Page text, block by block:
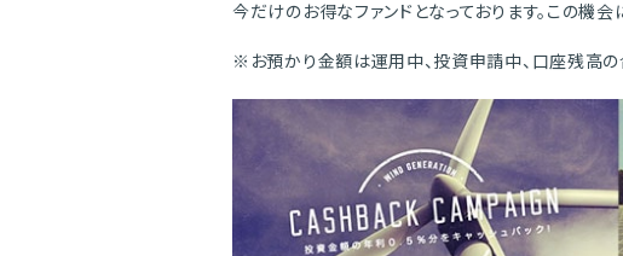
今だけのお得なファンドとなっております。この機
※お預かり金額は運用中、投資申請中、口座残高の